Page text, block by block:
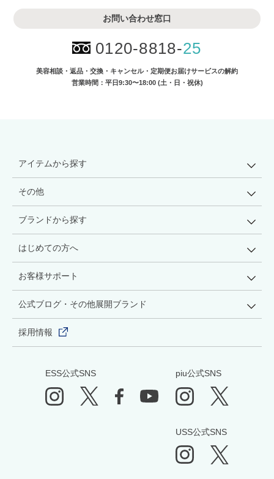
お問い合わせ窓口
0120-8818-25
美容相談・返品・交換・キャンセル・ 定期便お届けサービスの解約
営業時間：平日9:30〜18:00 (土・日・祝休)
アイテムから探す
その他
ブランドから探す
はじめての方へ
お客様サポート
公式ブログ・その他展開ブランド
採用情報
ESS公式SNS piu公式SNS
USS公式SNS